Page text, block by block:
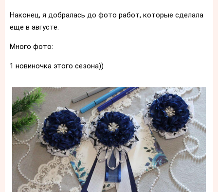
Наконец, я добралась до фото работ, которые сделала
еще в августе.
Много фото:
1 новиночка этого сезона))